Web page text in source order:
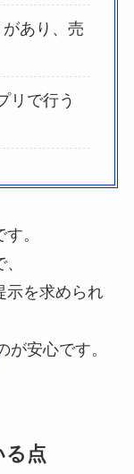
あり、売
リで行う
す。
示を求められ
が安心です。
る点